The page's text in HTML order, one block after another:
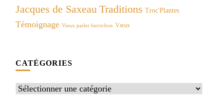
Jacques de Saxeau Traditions Troc'Plantes
Témoignage Vieux parler berrichon Vœux
CATÉGORIES
Catégories